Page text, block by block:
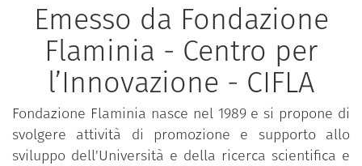
Emesso da Fondazione
Flaminia - Centro per
l’Innovazione - CIFLA
Fondazione Flaminia nasce nel 1989 e si propone di
svolgere attività di promozione e supporto allo
sviluppo dell'Università e della ricerca scientifica e